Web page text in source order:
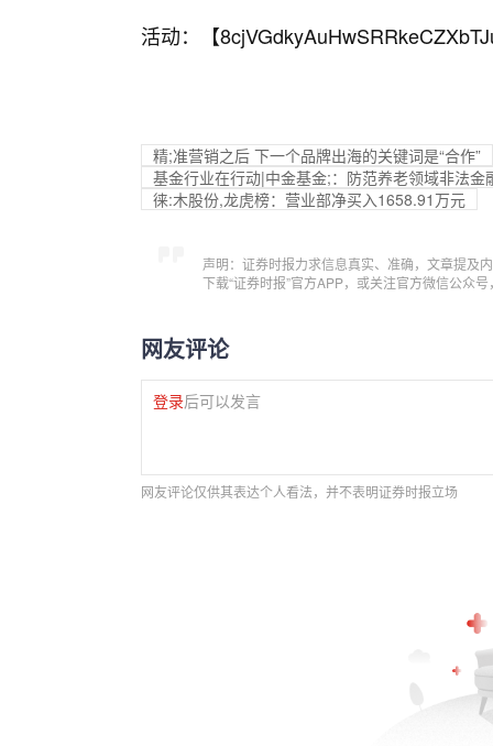
活动：【
精;准营销之后 下一个品牌出海的关键词是“合作”
基金行业在行动|中金基金;：防范养老领域非法金
徕:木股份,龙虎榜：营业部净买入1658.91万元
声明：证券时报力求信息真实、准确，文章提及
下载“证券时报”官方APP，或关注官方微信公众
网友评论
登录后可以发言
网友评论仅供其表达个人看法，并不表明证券时报立场